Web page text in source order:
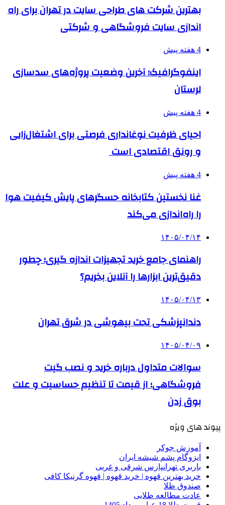
بهترین شرکت های طراحی سایت در تهران برای راه
اندازی سایت فروشگاهی و شرکتی
4 هفته پیش
اینفوگرافیک؛ آخرین وضعیت پروژه‌های سدسازی
لرستان
4 هفته پیش
احیای ظرفیت نوغانداری فرصتی برای اشتغال‌زایی
و رونق اقتصادی است
4 هفته پیش
غنا نخستین کتابخانه حسگرهای پایش کیفیت هوا
را راه‌اندازی می‌کند
۱۴۰۵/۰۴/۱۴
راهنمای جامع خرید تجهیزات اندازه گیری؛ چطور
دقیق‌ترین ابزارها را آنلاین بخریم؟
۱۴۰۵/۰۴/۱۳
دندانپزشکی تحت بیهوشی در شرق تهران
۱۴۰۵/۰۴/۰۹
سوالات متداول درباره خرید و نصب گیت
فروشگاهی؛ از قیمت تا تنظیم حساسیت و علت
بوق زدن
پیوند های ویژه
آموزش جوکر
ایزوگام پشم شیشه ایران
باربری تهرانپارس شرقی و غربی
خرید بهترین قهوه | خرید قهوه | قهوه گرنیکا کافی
صندوق طلا
عادت مطالعه طلایی